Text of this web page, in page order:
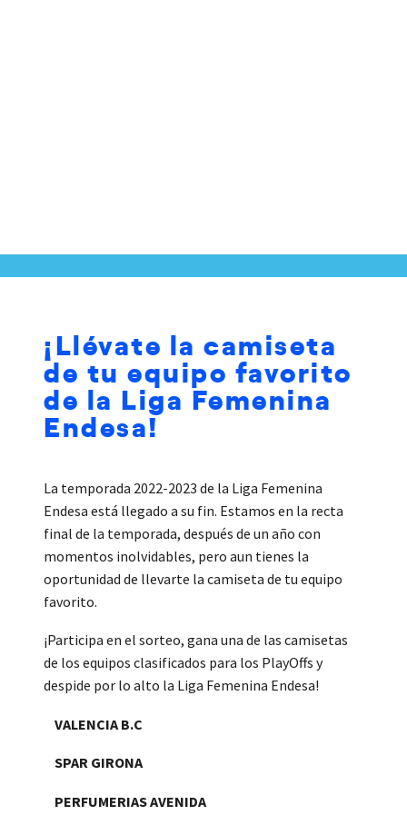
¡Llévate la camiseta
de tu equipo favorito
de la Liga Femenina
Endesa!
La temporada 2022-2023 de la Liga Femenina
Endesa está llegado a su fin. Estamos en la recta
final de la temporada, después de un año con
momentos inolvidables, pero aun tienes la
oportunidad de llevarte la camiseta de tu equipo
favorito.
¡Participa en el sorteo, gana una de las camisetas
de los equipos clasificados para los PlayOffs y
despide por lo alto la Liga Femenina Endesa!
VALENCIA B.C
SPAR GIRONA
PERFUMERIAS AVENIDA